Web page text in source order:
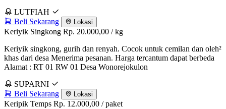
LUTFIAH
Beli Sekarang
Lokasi
Keriyik Singkong Rp. 20.000,00 / kg
Keriyik singkong, gurih dan renyah. Cocok untuk cemilan dan oleh²
khas dari desa Menerima pesanan. Harga tercantum dapat berbeda
Alamat : RT 01 RW 01 Desa Wonorejokulon
SUPARNI
Beli Sekarang
Lokasi
Keripik Temps Rp. 12.000,00 / paket